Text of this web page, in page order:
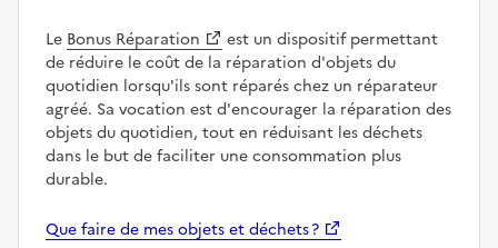
Le Bonus Réparation
est un dispositif permettant
de réduire le coût de la réparation d'objets du
quotidien lorsqu'ils sont réparés chez un réparateur
agréé. Sa vocation est d'encourager la réparation des
objets du quotidien, tout en réduisant les déchets
dans le but de faciliter une consommation plus
durable.
Que faire de mes objets et déchets ?